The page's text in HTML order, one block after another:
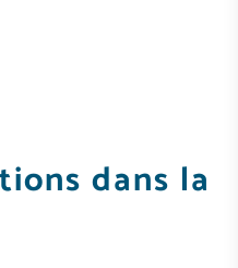
dans la